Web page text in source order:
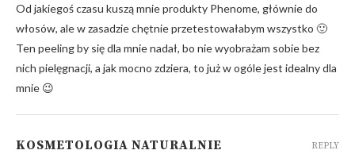
Od jakiegoś czasu kuszą mnie produkty Phenome, głównie do
włosów, ale w zasadzie chętnie przetestowałabym wszystko 🙂
Ten peeling by się dla mnie nadał, bo nie wyobrażam sobie bez
nich pielęgnacji, a jak mocno zdziera, to już w ogóle jest idealny dla
mnie 😉
KOSMETOLOGIA NATURALNIE REPLY